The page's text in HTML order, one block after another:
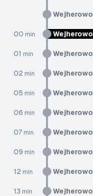
Wejherowo
00 min Wejherowo
01 min Wejherowo
02 min Wejherowo
05 min Wejherowo
06 min Wejherowo
07 min Wejherowo
09 min Wejherowo
12 min Wejherowo
13 min Wejherowo